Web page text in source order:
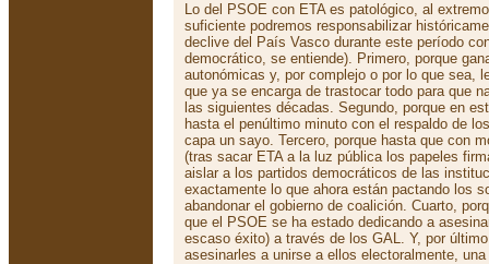
Lo del PSOE con ETA es patológico, al
suficiente podremos responsabilizar
declive del País Vasco durante este período
democrático, se entiende). Primero, porque
autonómicas y, por complejo o por lo que sea,
que ya se encarga de trastocar todo para que
las siguientes décadas. Segundo, porque en
hasta el penúltimo minuto con el respaldo de
capa un sayo. Tercero, porque hasta que con
(tras sacar ETA a la luz pública los papeles
aislar a los partidos democráticos de las
exactamente lo que ahora están pactando los
abandonar el gobierno de coalición. Cuarto,
que el PSOE se ha estado dedicando a
escaso éxito) a través de los GAL. Y, por
asesinarles a unirse a ellos electoralmente,